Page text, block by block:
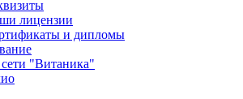
лицензии
и дипломы
"Витаника"